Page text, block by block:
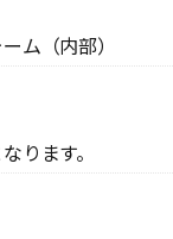
ム（内部）
ります。